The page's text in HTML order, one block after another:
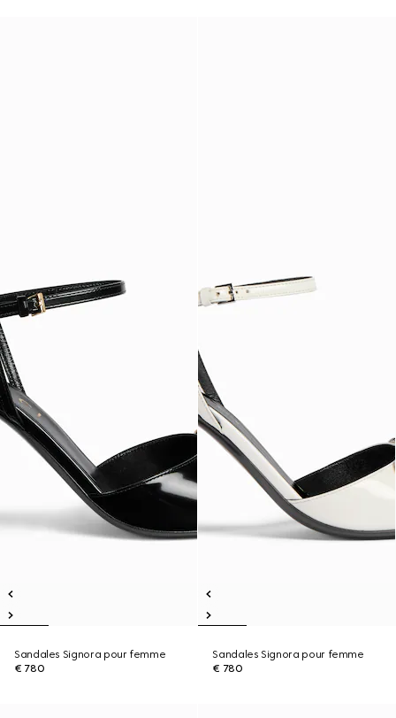
Sandales Signora pour femme
€ 780
Sandales Signora pour femme
€ 780